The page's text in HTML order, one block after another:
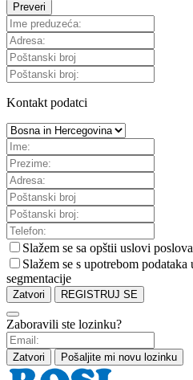
Preveri
Kontakt podatci
Slažem se sa opštii uslovi
Slažem se s upotrebom
segmentacije
Zatvori REGISTRUJ SE
Zaboravili ste lozinku?
Zatvori Pošaljite mi novu lozinku